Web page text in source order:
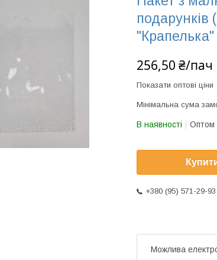
256,50 ₴/пач
Показати оптові ціни
Мінімальна сума
В наявності Оптом
+380 (95) 571-29-93